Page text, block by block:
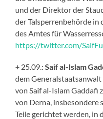
und der Direktor der
der Talsperrenbehörde
des Amtes für
https://twitter.com/
+ 25.09.:Saif al-Islam
dem
von Saif al-Islam
von Derna, insbesondere
Teile gerichtet werden, in